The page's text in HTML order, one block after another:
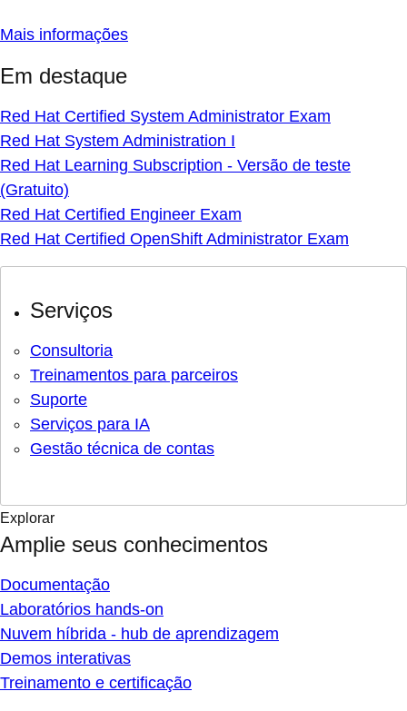
Mais informações
Em destaque
Red Hat Certified System Administrator Exam
Red Hat System Administration I
Red Hat Learning Subscription - Versão de teste
(Gratuito)
Red Hat Certified Engineer Exam
Red Hat Certified OpenShift Administrator Exam
Serviços
Consultoria
Treinamentos para parceiros
Suporte
Serviços para IA
Gestão técnica de contas
Explorar
Amplie seus conhecimentos
Documentação
Laboratórios hands-on
Nuvem híbrida - hub de aprendizagem
Demos interativas
Treinamento e certificação